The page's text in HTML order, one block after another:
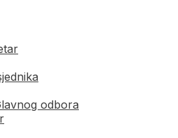
odbora